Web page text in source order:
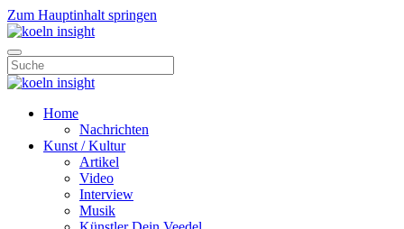
Zum Hauptinhalt springen
Home
Nachrichten
Kunst / Kultur
Artikel
Video
Interview
Musik